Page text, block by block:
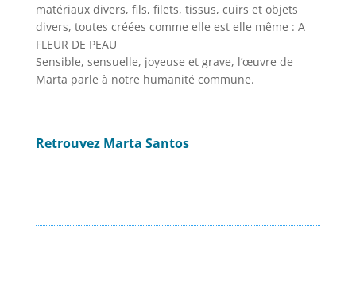
matériaux divers, fils, filets, tissus, cuirs et objets
divers, toutes créées comme elle est elle même : A
FLEUR DE PEAU
Sensible, sensuelle, joyeuse et grave, l’œuvre de
Marta parle à notre humanité commune.
Retrouvez Marta Santos